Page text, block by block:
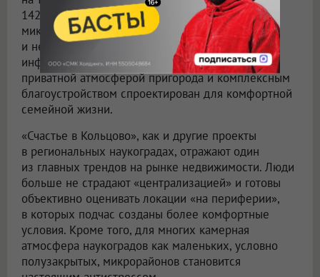
142 тысяч квадратных метров. Полноформатный
микрорайон с привлекательной архитектурой
и невысокой застройкой, развитой
инфраструктурой и природным окружением,
приватной атмосферой пригорода и комплексным
благоустройством спроектирован для комфортной
семейной жизни.
«Счастье в Кольцово», как и другие проекты
в региональных наукоградах, отражают один
из главных трендов на рынке недвижимости. Люди
больше не страдают «централизацией» и готовы
объективно оценивать локации «на периферии»,
в которых подчас созданы более комфортные
условия. Кроме того, для многих камерная
атмосфера наукоградов как маленьких, условно
полузакрытых, микрорайонов становится